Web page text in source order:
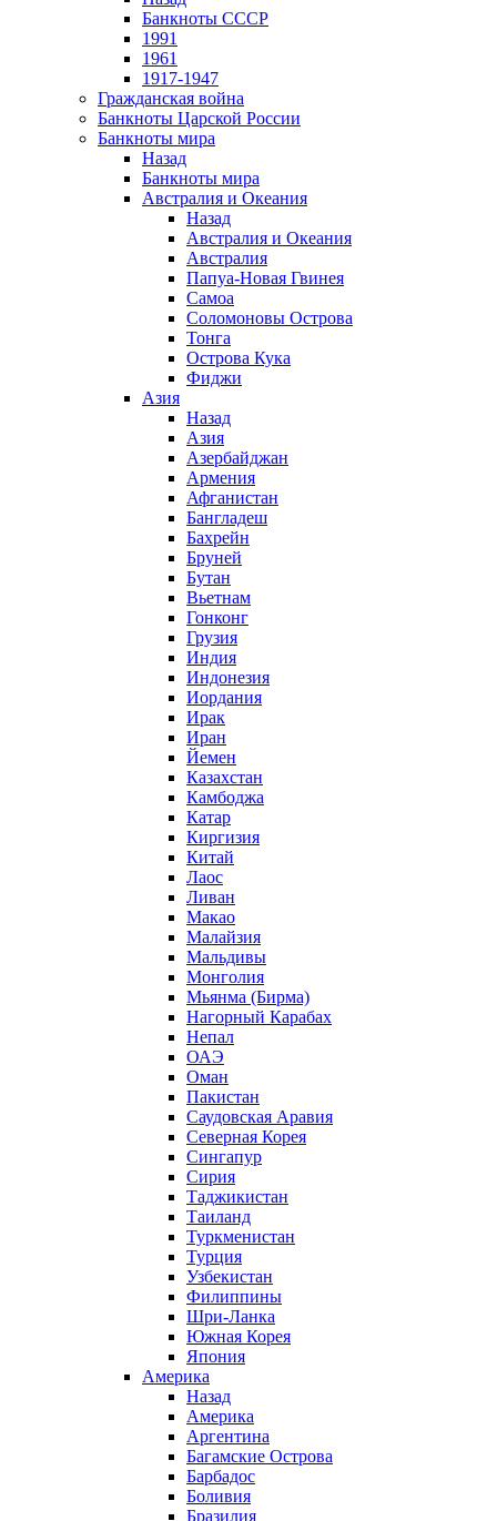
Банкноты СССР
1991
1961
1917-1947
Гражданская война
Банкноты Царской России
Банкноты мира
Назад
Банкноты мира
Австралия и Океания
Назад
Австралия и Океания
Австралия
Папуа-Новая Гвинея
Самоа
Соломоновы Острова
Тонга
Острова Кука
Фиджи
Азия
Назад
Азия
Азербайджан
Армения
Афганистан
Бангладеш
Бахрейн
Бруней
Бутан
Вьетнам
Гонконг
Грузия
Индия
Индонезия
Иордания
Ирак
Иран
Йемен
Казахстан
Камбоджа
Катар
Киргизия
Китай
Лаос
Ливан
Макао
Малайзия
Мальдивы
Монголия
Мьянма (Бирма)
Нагорный Карабах
Непал
ОАЭ
Оман
Пакистан
Саудовская Аравия
Северная Корея
Сингапур
Сирия
Таджикистан
Таиланд
Туркменистан
Турция
Узбекистан
Филиппины
Шри-Ланка
Южная Корея
Япония
Америка
Назад
Америка
Аргентина
Багамские Острова
Барбадос
Боливия
Бразилия